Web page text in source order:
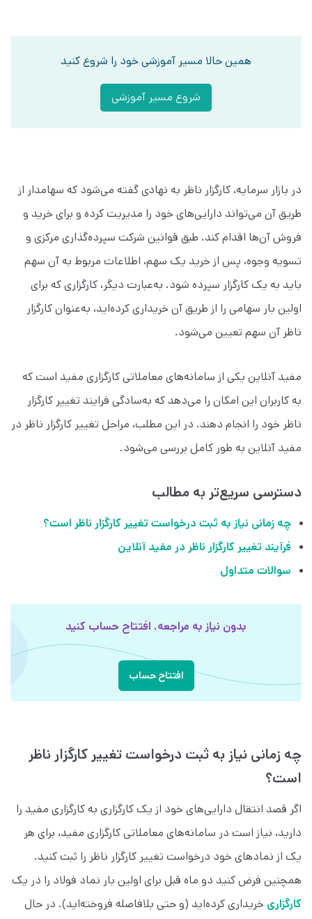
همین حالا مسیر آموزشی خود را شروع کنید
شروع مسیر آموزشی
در بازار سرمایه، کارگزار ناظر به نهادی گفته می‌شود که سهامدار از
طریق آن می‌تواند دارایی‌های خود را مدیریت کرده و برای خرید و
فروش آن‌ها اقدام کند. طبق قوانین شرکت سپرده‌گذاری مرکزی و
تسویه وجوه، پس از خرید یک سهم، اطلاعات مربوط به آن سهم
باید به یک کارگزار سپرده شود. به‌عبارت دیگر، کارگزاری که برای
اولین بار سهامی را از طریق آن خریداری کرده‌اید، به‌عنوان کارگزار
ناظر آن سهم تعیین می‌شود.
مفید آنلاین یکی از سامانه‌های معاملاتی کارگزاری مفید است که
به کاربران این امکان را می‌دهد که به‌سادگی فرایند تغییر کارگزار
ناظر خود را انجام دهند. در این مطلب، مراحل تغییر کارگزار ناظر در
مفید آنلاین به طور کامل بررسی می‌شود.
دسترسی سریع‌تر به مطالب
چه زمانی نیاز به ثبت درخواست تغییر کارگزار ناظر است؟
فرآیند تغییر کارگزار ناظر در مفید آنلاین
سوالات متداول
بدون نیاز به مراجعه، افتتاح حساب کنید
افتتاح حساب
چه زمانی نیاز به ثبت درخواست تغییر کارگزار ناظر
است؟
اگر قصد انتقال دارایی‌های خود از یک کارگزاری به کارگزاری مفید را
دارید، نیاز است در سامانه‌های معاملاتی کارگزاری مفید، برای هر
یک از نمادهای خود درخواست تغییر کارگزار ناظر را ثبت کنید.
همچنین فرض کنید دو ماه قبل برای اولین بار نماد فولاد را در یک
کارگزاری خریداری کرده‌اید (و حتی بلافاصله فروخته‌اید). در حال